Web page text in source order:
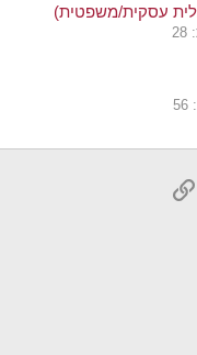
עסקית/משפטית)
אלקטרוני
הוסף קישור